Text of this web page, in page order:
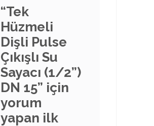
“Tek
Hüzmeli
Dişli Pulse
Çıkışlı Su
Sayacı (1/2”)
DN 15” için
yorum
yapan ilk